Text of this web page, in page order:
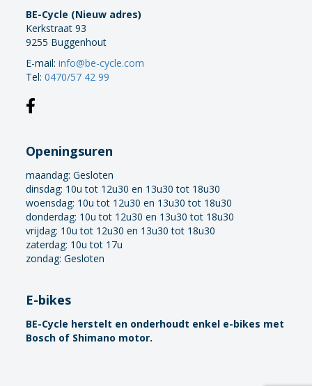
BE-Cycle (Nieuw adres)
Kerkstraat 93
9255 Buggenhout
E-mail:info@be-cycle.com
Tel:0470/57 42 99
Openingsuren
maandag:Gesloten
dinsdag: 10u tot 12u30 en 13u30 tot 18u30
woensdag: 10u tot 12u30 en 13u30 tot 18u30
donderdag: 10u tot 12u30 en 13u30 tot 18u30
vrijdag: 10u tot 12u30 en 13u30 tot 18u30
zaterdag: 10u tot 17u
zondag: Gesloten
E-bikes
BE-Cycle herstelt en onderhoudt enkel e-bikes met
Bosch of Shimano motor.